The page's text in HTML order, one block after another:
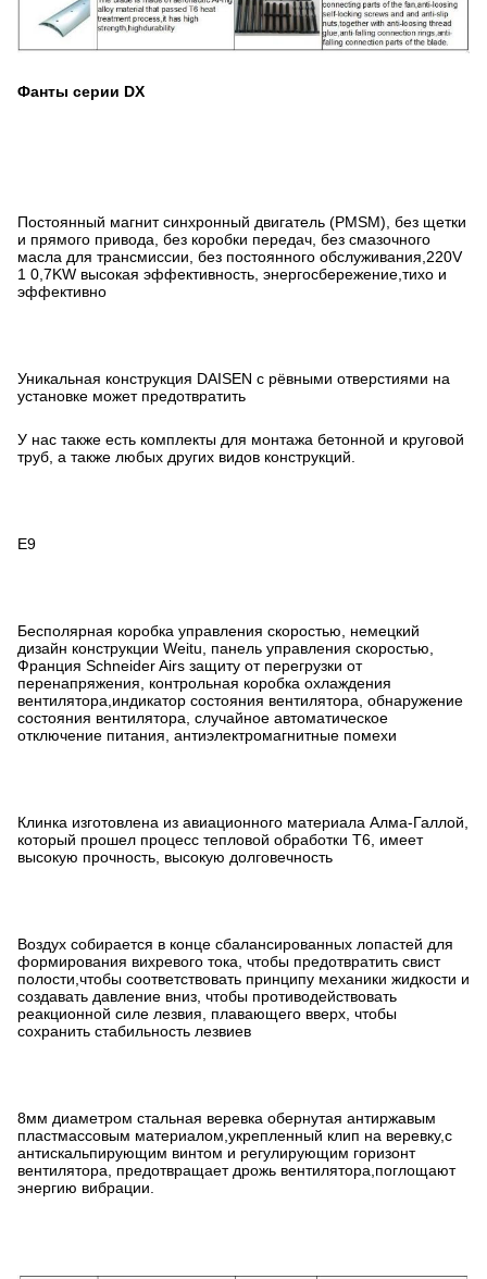
Фанты серии DX
Постоянный магнит синхронный двигатель (PMSM), без щетки
и прямого привода, без коробки передач, без смазочного
масла для трансмиссии, без постоянного обслуживания,220V
1 0,7KW высокая эффективность, энергосбережение,тихо и
эффективно
Уникальная конструкция DAISEN с рёвными отверстиями на
установке может предотвратить
У нас также есть комплекты для монтажа бетонной и круговой
труб, а также любых других видов конструкций.
Е9
Бесполярная коробка управления скоростью, немецкий
дизайн конструкции Weitu, панель управления скоростью,
Франция Schneider Airs защиту от перегрузки от
перенапряжения, контрольная коробка охлаждения
вентилятора,индикатор состояния вентилятора, обнаружение
состояния вентилятора, случайное автоматическое
отключение питания, антиэлектромагнитные помехи
Клинка изготовлена из авиационного материала Алма-Галлой,
который прошел процесс тепловой обработки T6, имеет
высокую прочность, высокую долговечность
Воздух собирается в конце сбалансированных лопастей для
формирования вихревого тока, чтобы предотвратить свист
полости,чтобы соответствовать принципу механики жидкости и
создавать давление вниз, чтобы противодействовать
реакционной силе лезвия, плавающего вверх, чтобы
сохранить стабильность лезвиев
8мм диаметром стальная веревка обернутая антиржавым
пластмассовым материалом,укрепленный клип на веревку,с
антискальпирующим винтом и регулирующим горизонт
вентилятора, предотвращает дрожь вентилятора,поглощают
энергию вибрации.